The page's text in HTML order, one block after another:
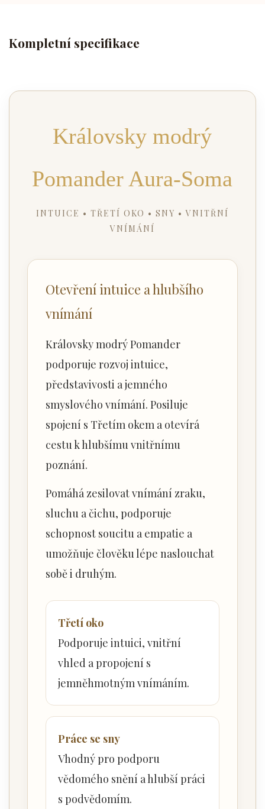
Kompletní specifikace
Královsky modrý
Pomander Aura-Soma
INTUICE • TŘETÍ OKO • SNY • VNITŘNÍ
VNÍMÁNÍ
Otevření intuice a hlubšího
vnímání
Královsky modrý Pomander
podporuje rozvoj intuice,
představivosti a jemného
smyslového vnímání. Posiluje
spojení s Třetím okem a otevírá
cestu k hlubšímu vnitřnímu
poznání.
Pomáhá zesilovat vnímání zraku,
sluchu a čichu, podporuje
schopnost soucitu a empatie a
umožňuje člověku lépe naslouchat
sobě i druhým.
Třetí oko
Podporuje intuici, vnitřní
vhled a propojení s
jemněhmotným vnímáním.
Práce se sny
Vhodný pro podporu
vědomého snění a hlubší práci
s podvědomím.